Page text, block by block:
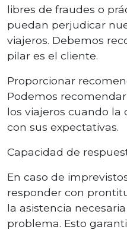
libres de fraudes o
puedan perjudicar
viajeros. Debemos
pilar es el cliente.
Proporcionar
Podemos
los viajeros cuando la
con sus expectativas.
Capacidad de
En caso de
responder con
la asistencia
problema. Esto